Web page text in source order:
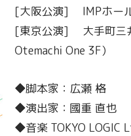
[大阪公演] IMPホール
[東京公演] 大手町三
Otemachi One 3F）
◆脚本家：広瀬 格
◆演出家：國重 直也
◆音楽 TOKYO LOGIC